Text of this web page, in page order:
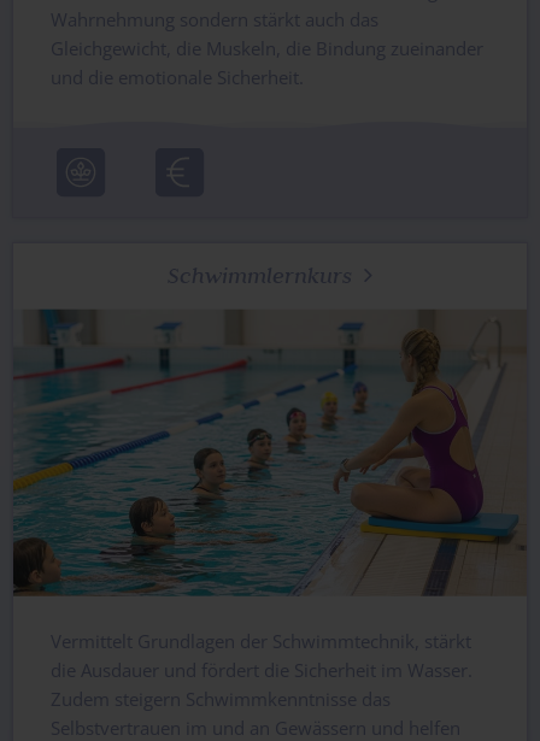
Wahrnehmung sondern stärkt auch das
Gleichgewicht, die Muskeln, die Bindung zueinander
und die emotionale Sicherheit.
Schwimmlernkurs 
Vermittelt Grundlagen der Schwimmtechnik, stärkt
die Ausdauer und fördert die Sicherheit im Wasser.
Zudem steigern Schwimmkenntnisse das
Selbstvertrauen im und an Gewässern und helfen